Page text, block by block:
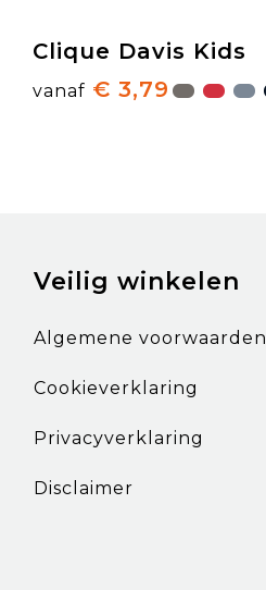
Clique Davis Kids
vanaf € 3,79
Veilig winkelen
Algemene voorwaarden
Cookieverklaring
Privacyverklaring
Disclaimer